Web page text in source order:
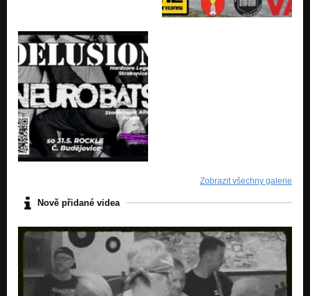
Zobrazit všechny galerie
Nově přidané videa